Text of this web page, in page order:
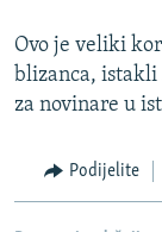
Ovo je veliki
blizanca,
za novinare u
Podijelite